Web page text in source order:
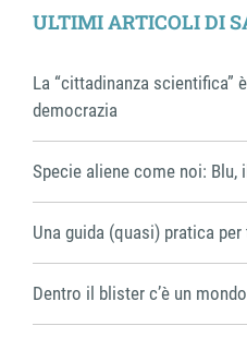
ULTIMI ARTICOLI DI
La “cittadinanza scientifica”
democrazia
Specie aliene come noi: Blu,
Una guida (quasi) pratica
Dentro il blister c’è un mondo